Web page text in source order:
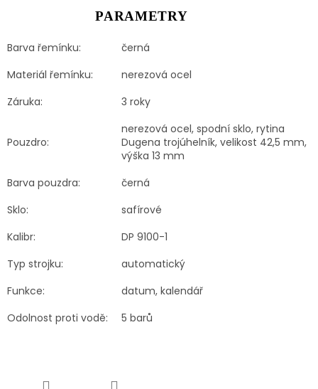
PARAMETRY
Barva řemínku:
černá
Materiál řemínku:
nerezová ocel
Záruka:
3 roky
Pouzdro:
nerezová ocel, spodní sklo, rytina
Dugena trojúhelník, velikost 42,5 mm,
výška 13 mm
Barva pouzdra:
černá
Sklo:
safírové
Kalibr:
DP 9100-1
Typ strojku:
automatický
Funkce:
datum, kalendář
Odolnost proti vodě:
5 barů